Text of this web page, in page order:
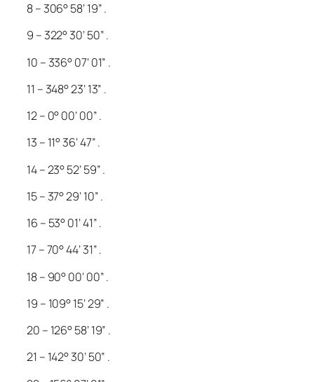
8 – 306° 58’ 19” .
9 – 322° 30’ 50” .
10 – 336° 07’ 01” .
11 – 348° 23’ 13” .
12 – 0° 00’ 00” .
13 – 11° 36’ 47” .
14 – 23° 52’ 59” .
15 – 37° 29’ 10” .
16 – 53° 01’ 41” .
17 – 70° 44’ 31” .
18 – 90° 00’ 00” .
19 – 109° 15’ 29” .
20 – 126° 58’ 19” .
21 – 142° 30’ 50” .